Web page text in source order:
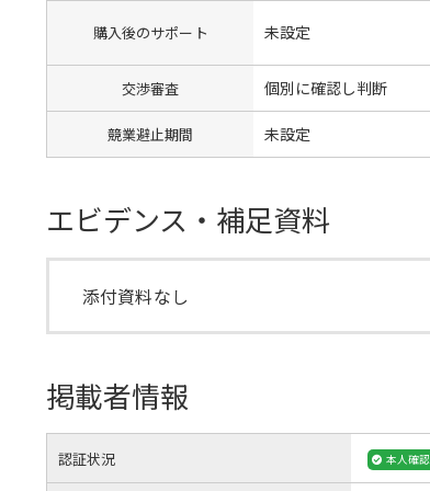
購入後のサポート 未設定
交渉審査 個別に確認し判断
競業避止期間 未設定
エビデンス・補足資料
添付資料なし
掲載者情報
認証状況 本人確認